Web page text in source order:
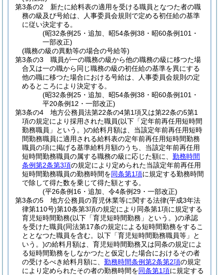
第3条の2
新たに給料表の適用を受ける職員となつた者の職
務の級及び号給は、人事委員会規則で定める初任給の基準
に従い決定する。
(昭32条例25・追加、昭54条例38・昭60条例101・
一部改正)
(職務の級の異動等の場合の号給等)
第3条の3
職員が一の職務の級から他の職務の級に移つた場
合又は一の職から同じ職務の級の初任給の基準を異にする
他の職に移つた場合における号給は、人事委員会規則の定
めるところにより決定する。
(昭32条例25・追加、昭54条例38・昭60条例101・
平20条例12・一部改正)
第3条の4
地方公務員法第22条の4第1項又は第22条の5第1
項の規定により採用された職員(以下「定年前再任用短時間
勤務職員」という。)の給料月額は、当該定年前再任用短時
間勤務職員に適用される給料表の定年前再任用短時間勤務
職員の項に掲げる基準給料月額のうち、当該定年前再任用
短時間勤務職員の属する職務の級に応じた額に、 勤務時間
条例第2条第3項の規定により定められた当該定年前再任用
短時間勤務職員の勤務時間を同条第1項に規定する勤務時間
で除して得た数を乗じて得た額とする。
(平26条例16・追加、令4条例29・一部改正)
第3条の5
地方公務員の育児休業等に関する法律(平成3年法
律第110号)第10条第3項の規定により同条第1項に規定する
育児短時間勤務(以下「育児短時間勤務」という。)の承認
を受けた職員(同法第17条の規定による短時間勤務をするこ
ととなつた職員を含む。以下「育児短時間勤務職員等」と
いう。)の給料月額は、育児短時間勤務又は同条の規定によ
る短時間勤務をしなかつたと仮定した場合におけるその者
の受けるべき給料月額に、 勤務時間条例第2条第2項の規定
により定められたその者の勤務時間を同条第1項に規定する